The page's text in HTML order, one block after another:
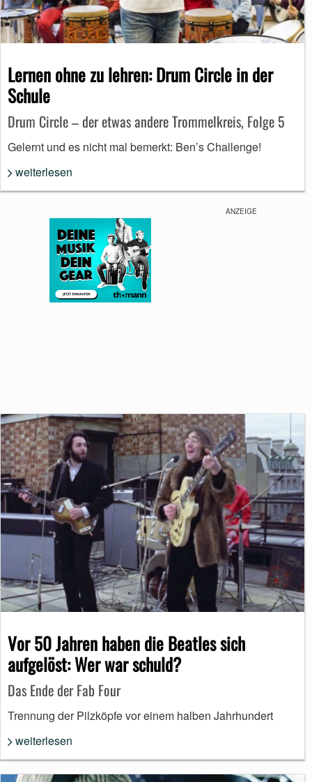
Lernen ohne zu lehren: Drum Circle in der
Schule
Drum Circle – der etwas andere Trommelkreis, Folge 5
Gelernt und es nicht mal bemerkt: Ben’s Challenge!
weiterlesen
Vor 50 Jahren haben die Beatles sich
aufgelöst: Wer war schuld?
Das Ende der Fab Four
Trennung der Pilzköpfe vor einem halben Jahrhundert
weiterlesen